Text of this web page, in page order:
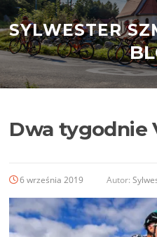
Przejdź
do
treściSYLWESTER
Dwa tygodnie
6 września 2019 Autor: